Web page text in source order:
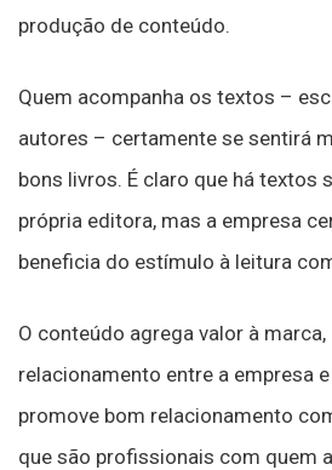
produção de conteúdo.
Quem acompanha os textos –
autores – certamente se sentirá
bons livros. É claro que há textos
própria editora, mas a empresa
beneficia do estímulo à leitura
O conteúdo agrega valor à
relacionamento entre a empresa
promove bom relacionamento
que são profissionais com quem